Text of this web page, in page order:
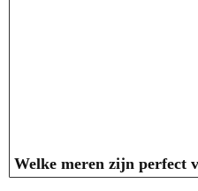
Welke meren zijn perfect